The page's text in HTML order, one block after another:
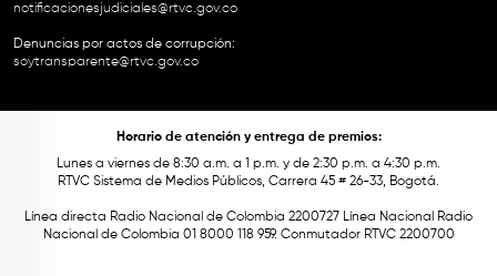
notificacionesjudiciales@rtvc.gov.co
Denuncias por actos de corrupción:
soytransparente@rtvc.gov.co
Horario de atención y entrega de premios:
Lunes a viernes de 8:30 a.m. a 1 p.m. y de 2:30 p.m. a 4:30 p.m.
RTVC Sistema de Medios Públicos, Carrera 45 # 26-33, Bogotá.
Línea directa Radio Nacional de Colombia 2200727 Línea Nacional Radio
Nacional de Colombia 01 8000 118 959. Conmutador RTVC 2200700